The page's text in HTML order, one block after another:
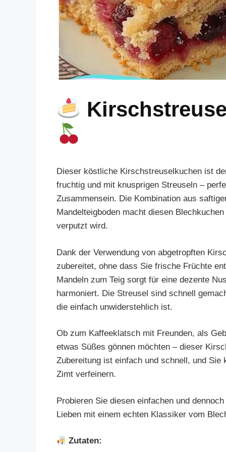
Dieser köstliche Kirschstreuselkuchen ist
fruchtig und mit knusprigen Streuseln –
Zusammensein. Die Kombination aus
Mandelteigboden macht diesen
verputzt wird.
Dank der Verwendung von abgetropften
zubereitet, ohne dass Sie frische Früchte
Mandeln zum Teig sorgt für eine dezente
harmoniert. Die Streusel sind schnell
die einfach unwiderstehlich ist.
Ob zum Kaffeeklatsch mit Freunden, als
etwas Süßes gönnen möchten – dieser
Zubereitung ist einfach und schnell, und
Zimt verfeinern.
Probieren Sie diesen einfachen und
Lieben mit einem echten Klassiker vom
Zutaten: